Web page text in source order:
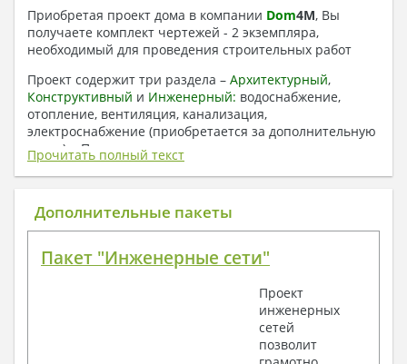
Приобретая проект дома в компании Dom4M, Вы
получаете комплект чертежей - 2 экземпляра,
необходимый для проведения строительных работ
Проект содержит три раздела – Архитектурный,
Конструктивный и Инженерный: водоснабжение,
отопление, вентиляция, канализация,
электроснабжение (приобретается за дополнительную
плату) + Пояснительная записка.
1. Архитектурный раздел:
Общие данные по проекту
Поэтажные маркировочные планы с
Разрезы и состав конструкций
Фасады с ведомостью внешних отделок
Элементы проемов – спецификация
Прочитать полный текст
Дополнительные пакеты
Пакет "Инженерные сети"
Проект
инженерных
сетей
позволит